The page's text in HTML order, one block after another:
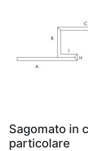
Sagomato in
particolare